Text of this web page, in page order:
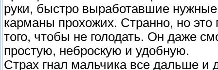
руки, быстро выработавшие
карманы прохожих. Странно, но это
того, чтобы не голодать. Он даже
простую, неброскую и удобную.
Страх гнал мальчика все дальше и